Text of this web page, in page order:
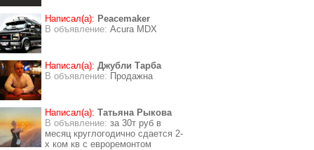
Написал(а): Peacemaker
В объявление: Acura MDX
Написал(а): Джубли Тарба
В объявление: Продажна
Написал(а): Татьяна Рыкова
В объявление: за 30т руб в
месяц круглогодично сдается 2-
х ком кв с евроремонтом